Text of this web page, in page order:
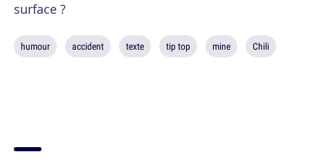
surface ?
humour accident texte tip top mine Chili